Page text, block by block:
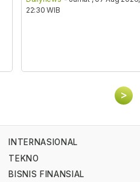
22:30 WIB
>
INTERNASIONAL
TEKNO
BISNIS FINANSIAL